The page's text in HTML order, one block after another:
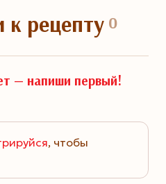
к рецепту0
— напиши первый!
, чтобы